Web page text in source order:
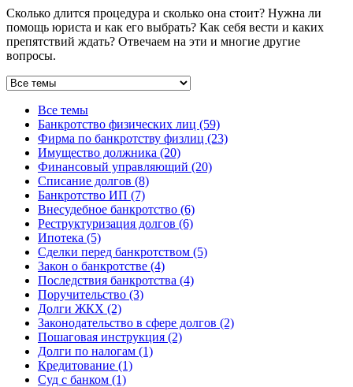
Сколько длится процедура и сколько она стоит? Нужна ли
помощь юриста и как его выбрать? Как себя вести и каких
препятствий ждать? Отвечаем на эти и многие другие
вопросы.
Все темы
Банкротство физических лиц (59)
Фирма по банкротству физлиц (23)
Имущество должника (20)
Финансовый управляющий (20)
Списание долгов (8)
Банкротство ИП (7)
Внесудебное банкротство (6)
Реструктуризация долгов (6)
Ипотека (5)
Сделки перед банкротством (5)
Закон о банкротстве (4)
Последствия банкротства (4)
Поручительство (3)
Долги ЖКХ (2)
Законодательство в сфере долгов (2)
Пошаговая инструкция (2)
Долги по налогам (1)
Кредитование (1)
Суд с банком (1)